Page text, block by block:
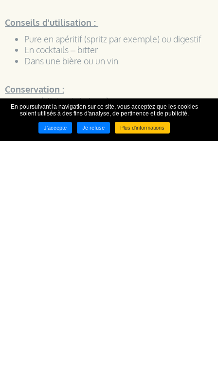
Conseils d'utilisation :
Pure en apéritif (spritz par exemple) ou digestif
En cocktails – bitter
Dans une bière ou un vin
Conservation :
Au sec et à l'abri de la lumière
Durabilité :
En poursuivant la navigation sur ce site, vous acceptez que les cookies
soient utilisés à des fins d'analyse, de pertinence et de publicité.
J'accepte Je refuse Plus d'informations